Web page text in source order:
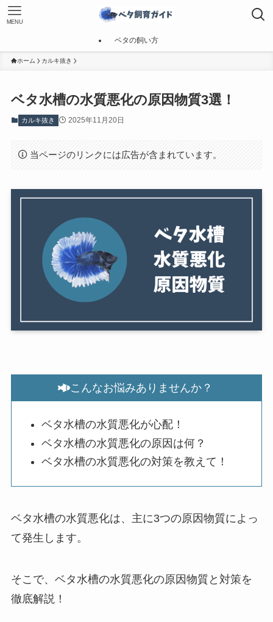
MENU
ベタの飼い方
ホーム カルキ抜き
ベタ水槽の水質悪化の原因物質3選！
カルキ抜き 2025年11月20日
当ページのリンクには広告が含まれています。
こんなお悩みありませんか？
ベタ水槽の水質悪化が心配！
ベタ水槽の水質悪化の原因は何？
ベタ水槽の水質悪化の対策を教えて！
ベタ水槽の水質悪化は、主に3つの原因物質によっ
て発生します。
そこで、ベタ水槽の水質悪化の原因物質と対策を
徹底解説！